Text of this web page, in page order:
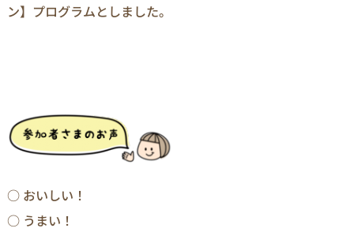
ン】プログラムとしました。
○ おいしい！
○ うまい！